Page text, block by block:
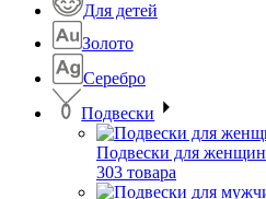
Для детей
Золото
Серебро
Подвески
Подвески для женщин
303 товара